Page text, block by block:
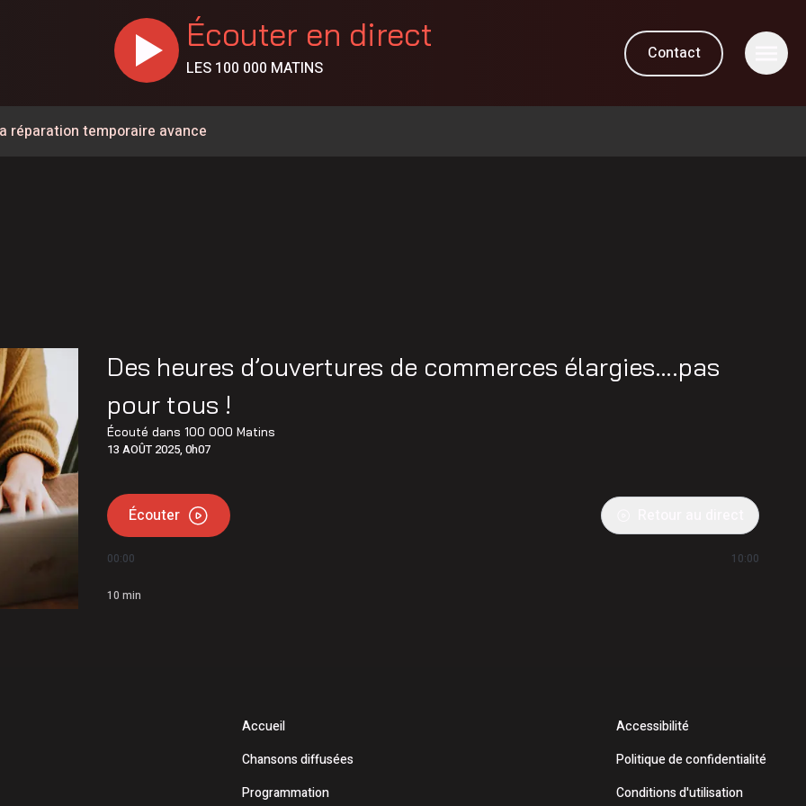
Écouter en direct
LES 100 000 MATINS
Contact
réparation temporaire avance
soulignent leur 60e anniversaire
l’Opération nationale concertée en sécurité nautique de
Parti Québécois dans Lévis
le secteur de la sécurité privée
Éphrem
Frampton a désormais un nom
Des heures d’ouvertures de commerces élargies….pas
pour tous !
Écouté dans100 000 Matins
13 AOÛT 2025, 0h07
Écouter
00:00 10:00
10 min
Accueil
Chansons diffusées
Programmation
Accessibilité
Politique de confidentialité
Conditions d'utilisation